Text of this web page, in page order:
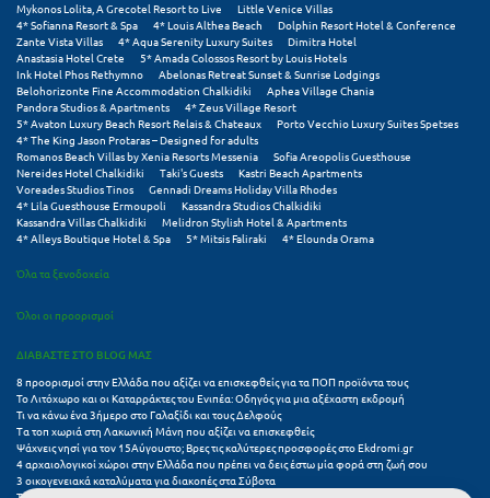
Τολό
Τριζόνια Φωκίδος
Τρίκαλα
Τρίκαλα Κορινθίας
Τρίπολη
Τυρός
Υ
Ύδρα
Φ
Φιλιατρά Μεσσηνίας
Φλώρινα
Mykonos Lolita, A Grecotel Resort to Live
Little Venice Villas
4* Sofianna Resort & Spa
4* Louis Althea Beach
Dolphin Resort Hotel & Conference
Zante Vista Villas
4* Aqua Serenity Luxury Suites
Dimitra Hotel
Anastasia Hotel Crete
5* Amada Colossos Resort by Louis Hotels
Ink Hotel Phos Rethymno
Abelonas Retreat Sunset & Sunrise Lodgings
Belohorizonte Fine Accommodation Chalkidiki
Aphea Village Chania
Pandora Studios & Apartments
4* Zeus Village Resort
5* Avaton Luxury Beach Resort Relais & Chateaux
Porto Vecchio Luxury Suites Spetses
4* The King Jason Protaras – Designed for adults
Romanos Beach Villas by Xenia Resorts Messenia
Sofia Areopolis Guesthouse
Nereides Hotel Chalkidiki
Taki's Guests
Kastri Beach Apartments
Voreades Studios Tinos
Gennadi Dreams Holiday Villa Rhodes
4* Lila Guesthouse Ermoupoli
Kassandra Studios Chalkidiki
Kassandra Villas Chalkidiki
Melidron Stylish Hotel & Apartments
4* Alleys Boutique Hotel & Spa
5* Mitsis Faliraki 4* Elounda Orama
Όλα τα ξενοδοχεία
Όλοι οι προορισμοί
ΔΙΑΒΑΣΤΕ ΣΤΟ BLOG ΜΑΣ
8 προορισμοί στην Ελλάδα που αξίζει να επισκεφθείς για τα ΠΟΠ προϊόντα τους
Το Λιτόχωρο και οι Καταρράκτες του Ενιπέα: Οδηγός για μια αξέχαστη εκδρομή
Τι να κάνω ένα 3ήμερο στο Γαλαξίδι και τους Δελφούς
Τα τοπ χωριά στη Λακωνική Μάνη που αξίζει να επισκεφθείς
Ψάχνεις νησί για τον 15Αύγουστο; Βρες τις καλύτερες προσφορές στο Ekdromi.gr
4 αρχαιολογικοί χώροι στην Ελλάδα που πρέπει να δεις έστω μία φορά στη ζωή σου
3 οικογενειακά καταλύματα για διακοπές στα Σύβοτα